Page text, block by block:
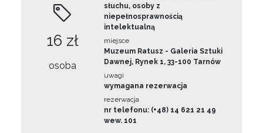
16 zł
osoba
słuchu, osoby z
niepełnosprawnością
intelektualną
miejsce
Muzeum Ratusz - Galeria Sztuki
Dawnej, Rynek 1, 33-100 Tarnów
uwagi
wymagana rezerwacja
rezerwacja
nr telefonu: (+48) 14 621 21 49
wew. 101